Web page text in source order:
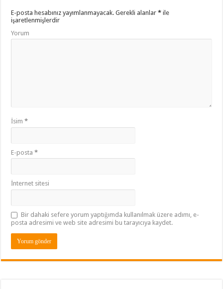
k
E-posta hesabınız yayımlanmayacak. Gerekli alanlar* ile
işaretlenmişlerdir
Yorum
İsim*
E-posta*
İnternet sitesi
Bir dahaki sefere yorum yaptığımda kullanılmak üzere adımı, e-
posta adresimi ve web site adresimi bu tarayıcıya kaydet.